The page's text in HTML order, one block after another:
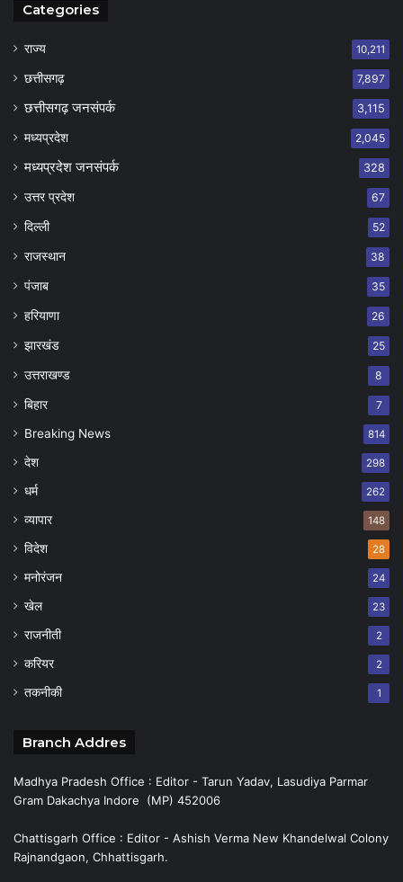
Categories
राज्य 10,211
छत्तीसगढ़ 7,897
छत्तीसगढ़ जनसंपर्क 3,115
मध्यप्रदेश 2,045
मध्यप्रदेश जनसंपर्क 328
उत्तर प्रदेश 67
दिल्ली 52
राजस्थान 38
पंजाब 35
हरियाणा 26
झारखंड 25
उत्तराखण्ड 8
बिहार 7
Breaking News 814
देश 298
धर्म 262
व्यापार 148
विदेश 28
मनोरंजन 24
खेल 23
राजनीती 2
करियर 2
तकनीकी 1
Branch Addres
Madhya Pradesh Office : Editor - Tarun Yadav, Lasudiya Parmar
Gram Dakachya Indore (MP) 452006
Chattisgarh Office : Editor - Ashish Verma New Khandelwal Colony
Rajnandgaon, Chhattisgarh.